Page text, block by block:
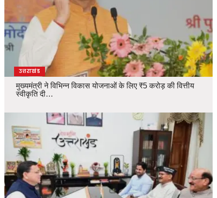
उत्तराखंड
मुख्यमंत्री ने विभिन्न विकास योजनाओं के लिए ₹5 करोड़ की वित्तीय
स्वीकृति दी…